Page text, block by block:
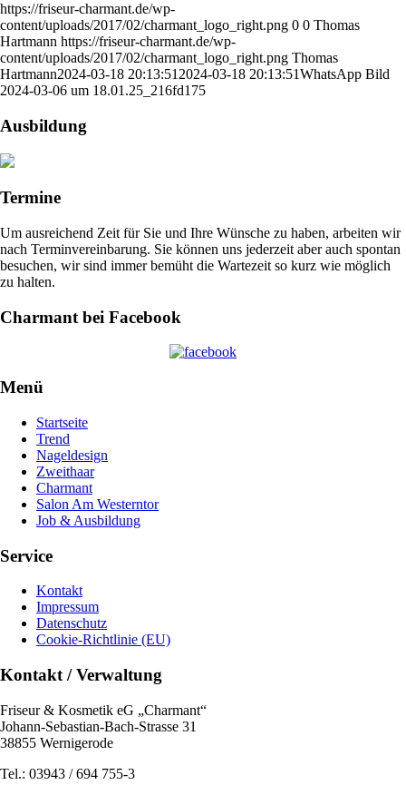
https://friseur-charmant.de/wp-
content/uploads/2017/02/charmant_logo_right.png 0 0 Thomas
Hartmann https://friseur-charmant.de/wp-
content/uploads/2017/02/charmant_logo_right.png Thomas
Hartmann2024-03-18 20:13:51 2024-03-18 20:13:51WhatsApp Bild
2024-03-06 um 18.01.25_216fd175
Ausbildung
Termine
Um ausreichend Zeit für Sie und Ihre Wünsche zu haben, arbeiten wir
nach Terminvereinbarung. Sie können uns jederzeit aber auch spontan
besuchen, wir sind immer bemüht die Wartezeit so kurz wie möglich
zu halten.
Charmant bei Facebook
Menü
Startseite
Trend
Nageldesign
Zweithaar
Charmant
Salon Am Westerntor
Job & Ausbildung
Service
Kontakt
Impressum
Datenschutz
Cookie-Richtlinie (EU)
Kontakt / Verwaltung
Friseur & Kosmetik eG „Charmant“
Johann-Sebastian-Bach-Strasse 31
38855 Wernigerode
Tel.: 03943 / 694 755-3